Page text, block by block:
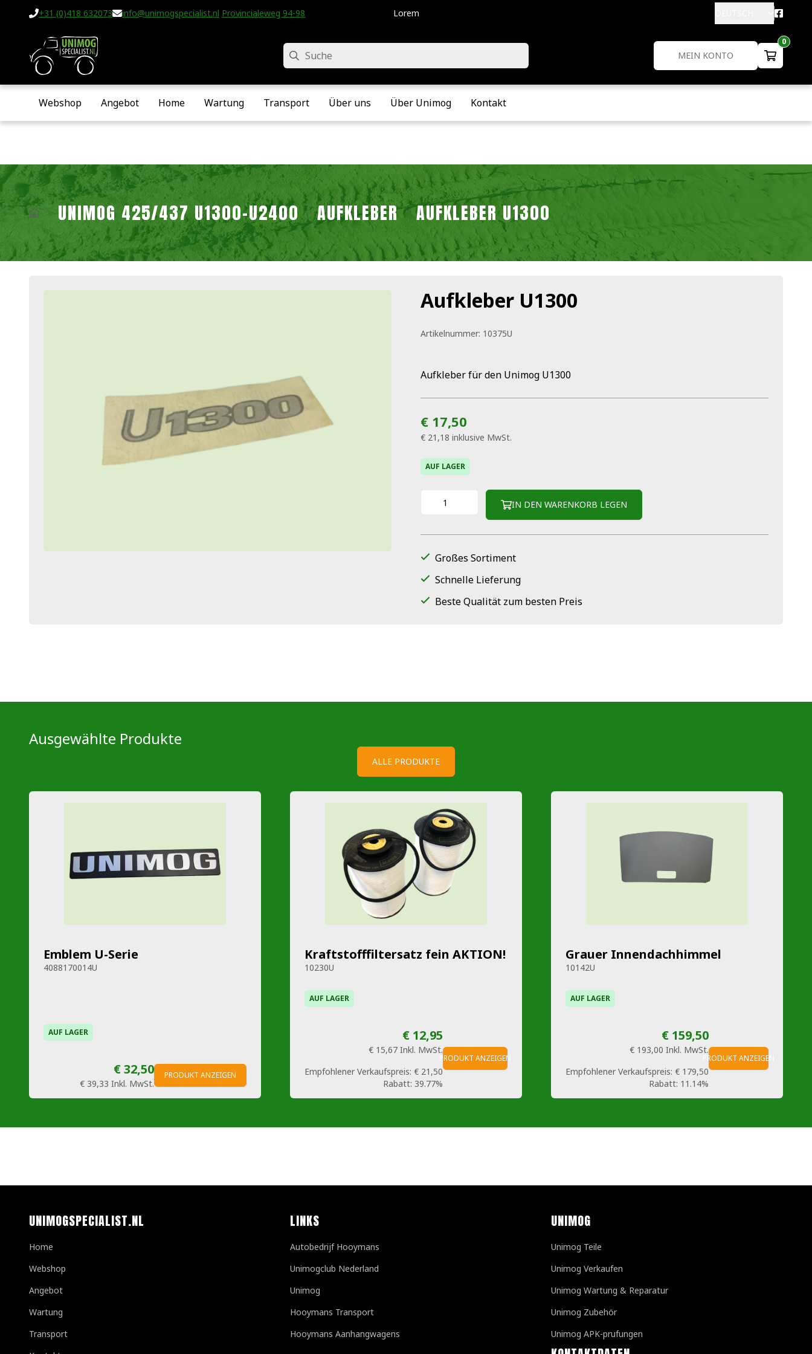
+31 (0)418 632073 info@unimogspecialist.nl Provincialeweg 94-98 • Velddriel • Die Niederlande
Lorem
MEIN KONTO
0
Suche
Webshop Angebot Home Wartung Transport Über uns Über Unimog Kontakt
UNIMOG 425/437 U1300-U2400 AUFKLEBER AUFKLEBER U1300
Aufkleber U1300
Artikelnummer: 10375U
Aufkleber für den Unimog U1300
€ 17,50
€ 21,18 inklusive MwSt.
AUF LAGER
IN DEN WARENKORB LEGEN
Großes Sortiment
Schnelle Lieferung
Beste Qualität zum besten Preis
Ausgewählte Produkte
ALLE PRODUKTE
Emblem U-Serie
4088170014U
AUF LAGER
€ 32,50
€ 39,33 Inkl. MwSt.
PRODUKT ANZEIGEN
Kraftstofffiltersatz fein AKTION!
10230U
AUF LAGER
€ 12,95
€ 15,67 Inkl. MwSt.
Empfohlener Verkaufspreis: € 21,50
Rabatt: 39.77%
PRODUKT ANZEIGEN
Grauer Innendachhimmel
10142U
AUF LAGER
€ 159,50
€ 193,00 Inkl. MwSt.
Empfohlener Verkaufspreis: € 179,50
Rabatt: 11.14%
PRODUKT ANZEIGEN
UNIMOGSPECIALIST.NL
Home
Webshop
Angebot
Wartung
Transport
LINKS
Autobedrijf Hooymans
Unimogclub Nederland
Unimog
Hooymans Transport
Hooymans Aanhangwagens
UNIMOG
Unimog Teile
Unimog Verkaufen
Unimog Wartung & Reparatur
Unimog Zubehör
Unimog APK-prufungen